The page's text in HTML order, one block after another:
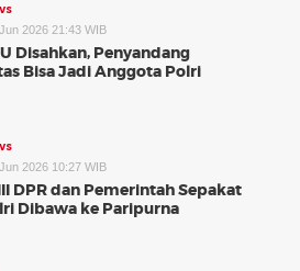
2026 21:43 WIB
Disahkan, Penyandang
Bisa Jadi Anggota Polri
2026 10:27 WIB
DPR dan Pemerintah Sepakat
Dibawa ke Paripurna